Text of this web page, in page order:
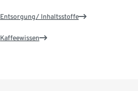
Entsorgung/ Inhaltsstoffe
Kaffeewissen